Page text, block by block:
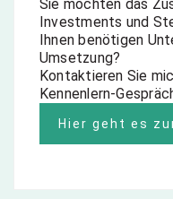
Sie möchten das
Investments und
Ihnen benötigen
Umsetzung?
Kontaktieren Sie
Kennenlern-
Hier geht es